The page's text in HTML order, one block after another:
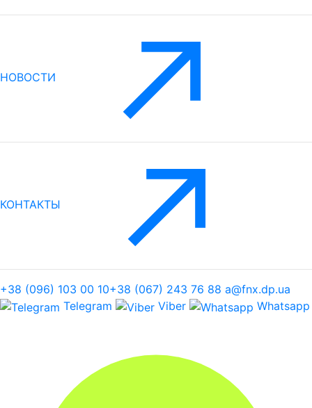
НОВОСТИ
КОНТАКТЫ
+38 (096) 103 00 10+38 (067) 243 76 88 a@fnx.dp.ua
Telegram
Viber Whatsapp